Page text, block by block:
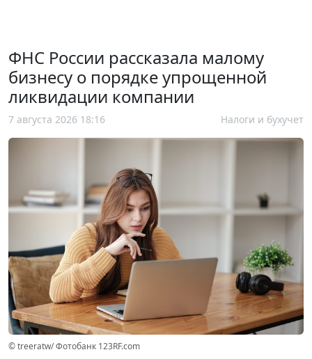
ФНС России рассказала малому
бизнесу о порядке упрощенной
ликвидации компании
7 августа 2026 18:16 Налоги и бухучет
© treeratw/ Фотобанк 123RF.com